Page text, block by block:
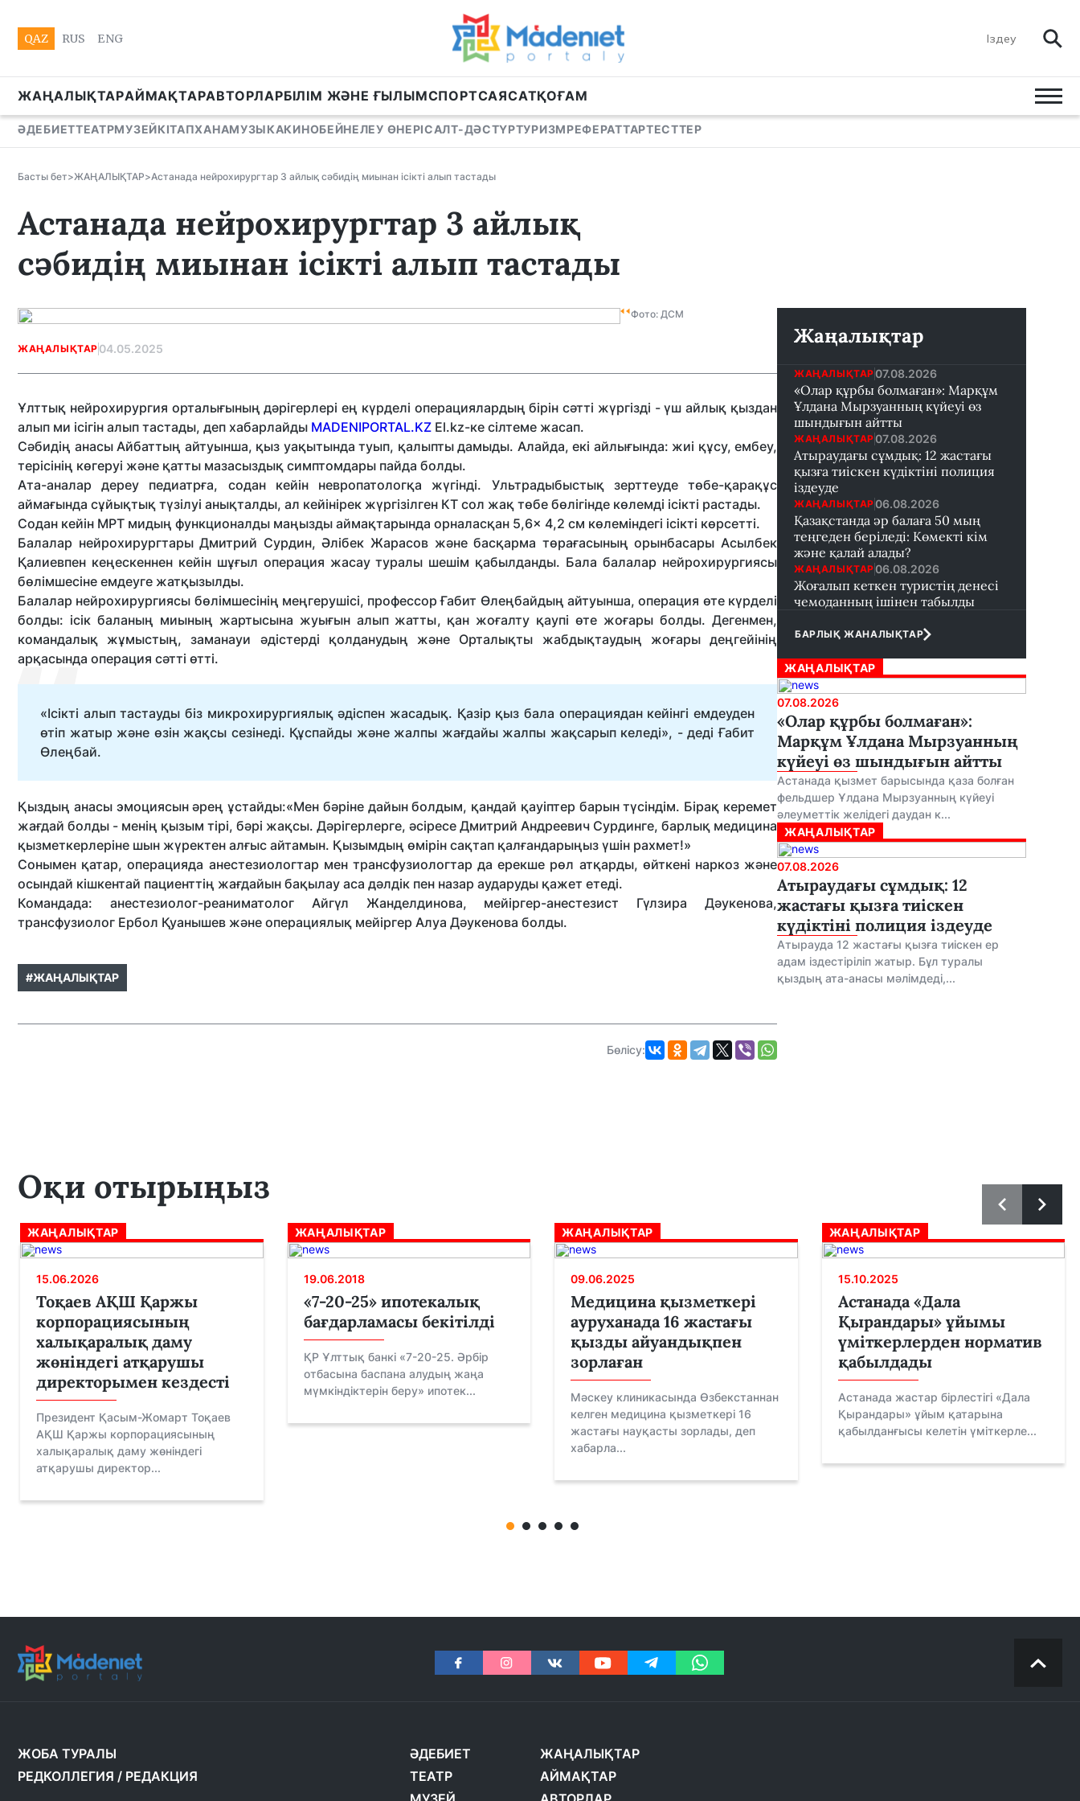
QAZ RUS ENG
ЖАҢАЛЫҚТАРАЙМАҚТАРАВТОРЛАРБІЛІМ ЖӘНЕ ҒЫЛЫМСПОРТСАЯСАТҚОҒАМ
ӘДЕБИЕТТЕАТРМУЗЕЙКІТАПХАНАМУЗЫКАКИНОБЕЙНЕЛЕУ ӨНЕРІСАЛТ-ДӘСТҮРТУРИЗМРЕФЕРАТТАРТЕСТТЕР
Басты бет>ЖАҢАЛЫҚТАР>Астанада нейрохирургтар 3 айлық сәбидің миынан ісікті алып тастады
Астанада нейрохирургтар 3 айлық
сәбидің миынан ісікті алып тастады
Фото: ДСМ
ЖАҢАЛЫҚТАР 04.05.2025
Ұлттық нейрохирургия орталығының дәрігерлері ең күрделі операциялардың бірін сәтті жүргізді - үш айлық қыздан
алып ми ісігін алып тастады, деп хабарлайды MADENIPORTAL.KZ El.kz-ке сілтеме жасап.
Сәбидің анасы Айбаттың айтуынша, қыз уақытында туып, қалыпты дамыды. Алайда, екі айлығында: жиі құсу, ембеу,
терісінің көгеруі және қатты мазасыздық симптомдары пайда болды.
Ата-аналар дереу педиатрға, содан кейін невропатологқа жүгінді. Ультрадыбыстық зерттеуде төбе-қарақұс
аймағында сұйықтық түзілуі анықталды, ал кейінірек жүргізілген КТ сол жақ төбе бөлігінде көлемді ісікті растады.
Содан кейін МРТ мидың функционалды маңызды аймақтарында орналасқан 5,6× 4,2 см көлеміндегі ісікті көрсетті.
Балалар нейрохирургтары Дмитрий Сурдин, Әлібек Жарасов және басқарма төрағасының орынбасары Асылбек
Қалиевпен кеңескеннен кейін шұғыл операция жасау туралы шешім қабылданды. Бала балалар нейрохирургиясы
бөлімшесіне емдеуге жатқызылды.
Балалар нейрохирургиясы бөлімшесінің меңгерушісі, профессор Ғабит Өлеңбайдың айтуынша, операция өте күрделі
болды: ісік баланың миының жартысына жуығын алып жатты, қан жоғалту қаупі өте жоғары болды. Дегенмен,
командалық жұмыстың, заманауи әдістерді қолданудың және Орталықты жабдықтаудың жоғары деңгейінің
арқасында операция сәтті өтті.
«Ісікті алып тастауды біз микрохирургиялық әдіспен жасадық. Қазір қыз бала операциядан кейінгі емдеуден
өтіп жатыр және өзін жақсы сезінеді. Құспайды және жалпы жағдайы жалпы жақсарып келеді», - деді Ғабит
Өлеңбай.
Қыздың анасы эмоциясын әрең ұстайды:«Мен бәріне дайын болдым, қандай қауіптер барын түсіндім. Бірақ керемет
жағдай болды - менің қызым тірі, бәрі жақсы. Дәрігерлерге, әсіресе Дмитрий Андреевич Сурдинге, барлық медицина
қызметкерлеріне шын жүректен алғыс айтамын. Қызымдың өмірін сақтап қалғандарыңыз үшін рахмет!»
Сонымен қатар, операцияда анестезиологтар мен трансфузиологтар да ерекше рөл атқарды, өйткені наркоз және
осындай кішкентай пациенттің жағдайын бақылау аса дәлдік пен назар аударуды қажет етеді.
Командада: анестезиолог-реаниматолог Айгүл Жанделдинова, мейіргер-анестезист Гүлзира Дәукенова,
трансфузиолог Ербол Қуанышев және операциялық мейіргер Алуа Дәукенова болды.
#ЖАҢАЛЫҚТАР
Бөлісу:
Жаңалықтар
ЖАҢАЛЫҚТАР 07.08.2026
«Олар құрбы болмаған»: Марқұм
Ұлдана Мырзуанның күйеуі өз
шындығын айтты
ЖАҢАЛЫҚТАР 07.08.2026
Атыраудағы сұмдық: 12 жастағы
қызға тиіскен күдіктіні полиция
іздеуде
ЖАҢАЛЫҚТАР 06.08.2026
Қазақстанда әр балаға 50 мың
теңгеден беріледі: Көмекті кім
және қалай алады?
ЖАҢАЛЫҚТАР 06.08.2026
Жоғалып кеткен туристің денесі
чемоданның ішінен табылды
БАРЛЫҚ ЖАНАЛЫҚТАР
ЖАҢАЛЫҚТАР
07.08.2026
«Олар құрбы болмаған»:
Марқұм Ұлдана Мырзуанның
күйеуі өз шындығын айтты
Астанада қызмет барысында қаза болған
фельдшер Ұлдана Мырзуанның күйеуі
әлеуметтік желідегі даудан к...
ЖАҢАЛЫҚТАР
07.08.2026
Атыраудағы сұмдық: 12
жастағы қызға тиіскен
күдіктіні полиция іздеуде
Атырауда 12 жастағы қызға тиіскен ер
адам іздестіріліп жатыр. Бұл туралы
қыздың ата-анасы мәлімдеді,...
Оқи отырыңыз
ЖАҢАЛЫҚТАР
15.06.2026
Тоқаев АҚШ Қаржы
корпорациясының
халықаралық даму
жөніндегі атқарушы
директорымен кездесті
Президент Қасым-Жомарт Тоқаев
АҚШ Қаржы корпорациясының
халықаралық даму жөніндегі
атқарушы директор...
ЖАҢАЛЫҚТАР
19.06.2018
«7-20-25» ипотекалық
бағдарламасы бекітілді
ҚР Ұлттық банкі «7-20-25. Әрбір
отбасына баспана алудың жаңа
мүмкіндіктерін беру» ипотек...
ЖАҢАЛЫҚТАР
09.06.2025
Медицина қызметкері
ауруханада 16 жастағы
қызды айуандықпен
зорлаған
Мәскеу клиникасында Өзбекстаннан
келген медицина қызметкері 16
жастағы науқасты зорлады, деп
хабарла...
ЖАҢАЛЫҚТАР
15.10.2025
Астанада «Дала
Қырандары» ұйымы
үміткерлерден норматив
қабылдады
Астанада жастар бірлестігі «Дала
Қырандары» ұйым қатарына
қабылданғысы келетін үміткерле...
ЖОБА ТУРАЛЫ
РЕДКОЛЛЕГИЯ / РЕДАКЦИЯ
ӘДЕБИЕТ
ТЕАТР
ЖАҢАЛЫҚТАР
АЙМАҚТАР